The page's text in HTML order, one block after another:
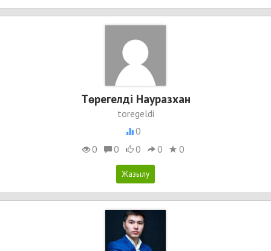
Төрегелді Науразхан
toregeldi
0
0
0 0 0 0